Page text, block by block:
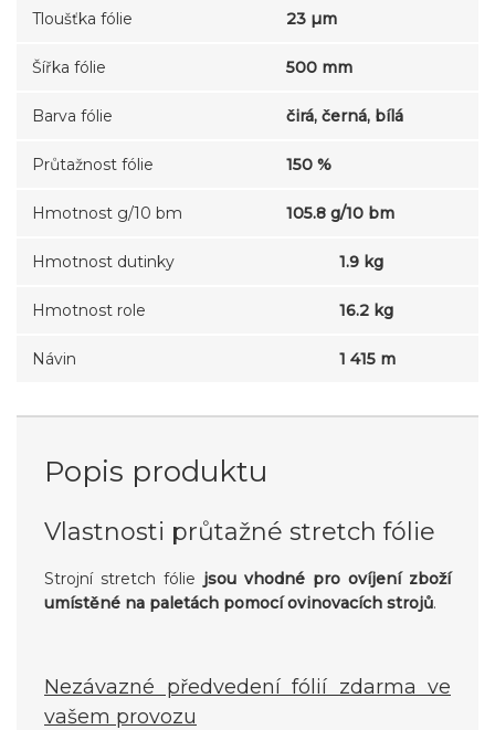
Tloušťka fólie 23 µm
Šířka fólie 500 mm
Barva fólie čirá, černá, bílá
Průtažnost fólie 150 %
Hmotnost g/10 bm 105.8 g/10 bm
Hmotnost dutinky 1.9 kg
Hmotnost role 16.2 kg
Návin 1 415 m
Popis produktu
Vlastnosti průtažné stretch fólie
Strojní stretch fólie jsou vhodné pro ovíjení zboží
umístěné na paletách pomocí ovinovacích strojů.
Nezávazné předvedení fólií zdarma ve
vašem provozu